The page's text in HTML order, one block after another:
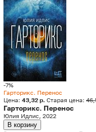
-7%
Гарторикс. Перенос
Цена: 43,32 р. Старая цена:
Гарторикс. Перенос
Юлия Идлис, 2022
В корзину